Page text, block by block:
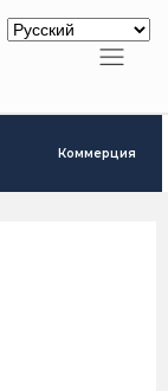
Коммерция